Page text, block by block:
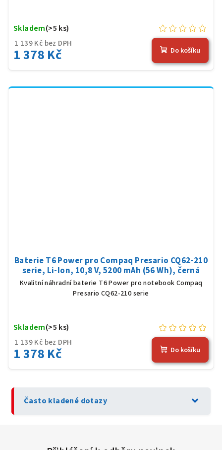
1 139 Kč bez DPH
1 378 Kč
Skladem(>5 ks)
Do košíku
Baterie T6 Power pro Compaq Presario CQ62-210
serie, Li-Ion, 10,8 V, 5200 mAh (56 Wh), černá
Kvalitní náhradní baterie T6 Power pro notebook Compaq
Presario CQ62-210 serie
1 139 Kč bez DPH
1 378 Kč
Skladem(>5 ks)
Do košíku
Často kladené dotazy expand_more